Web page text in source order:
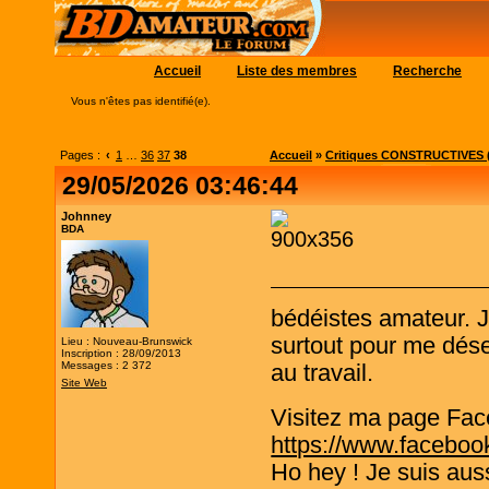
Accueil Liste des membres Recherche
Vous n'êtes pas identifié(e).
Pages : ‹ 1 36 37 38 Accueil » Critiques
29/05/2026 03:46:44
Johnney
BDA
Lieu : Nouveau-Brunswick
Inscription : 28/09/2013
Messages : 2 372
Site Web
bédéistes amateur.
surtout pour me
au travail.
Visitez ma page
https://
Ho hey ! Je suis